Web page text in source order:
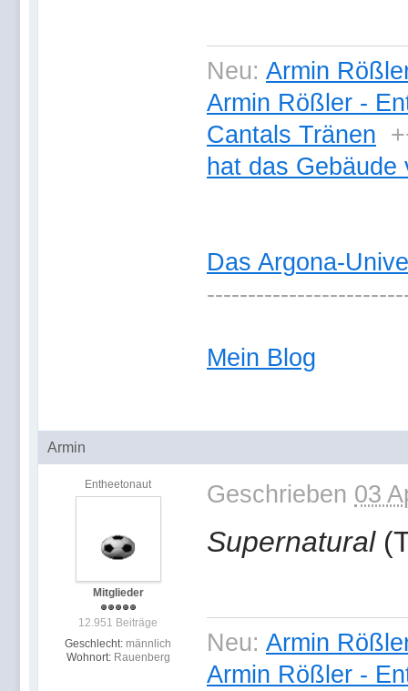
Neu: Armin
Armin Rößler -
Cantals Tränen
hat das Gebäude
Das Argona-
Mein Blog
Armin
Entheetonaut
Mitglieder
12.951 Beiträge
Geschlecht: männlich
Wohnort: Rauenberg
Geschrieben 03
Supernatural
Neu: Armin
Armin Rößler -